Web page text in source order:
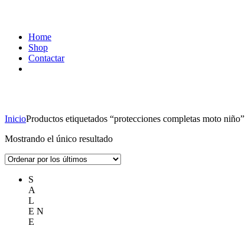
Home
Shop
Contactar
InicioProductos etiquetados “protecciones completas moto niño”
Mostrando el único resultado
S
A
L
E N
E